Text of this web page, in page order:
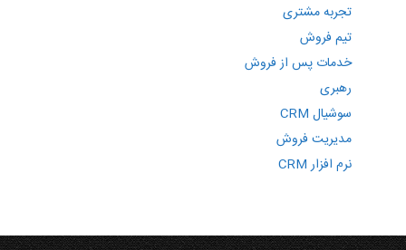
تجربه مشتری
تیم فروش
خدمات پس از فروش
رهبری
سوشیال CRM
مدیریت فروش
نرم افزار CRM